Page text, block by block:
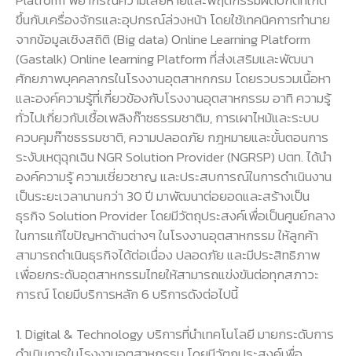
ขึ้นกับเครื่องจักรและอุปกรณ์ล่วงหน้า โดยใช้เทคนิคการทำนาย
จากข้อมูลเชิงสถิติ (Big data) Online Learning Platform
(Gastalk) Online learning Platform ที่ส่งเสริมและพัฒนา
ศักยภาพบุคคลากรในโรงงานอุตสาหกกรม โดยรวบรวมเนื้อหา
และองค์ความรู้ที่เกี่ยวข้องกับโรงงานอุตสาหกรรม อาทิ ความรู้
ทั่วไปเกี่ยวกับเชื้อเพลิงก๊าซธรรมชาติม, การเผาไหม้และระบบ
ควบคุมก๊าซธรรมชาติ, ความปลอดภัย กฎหมายและขั้นตอนการ
ระงับเหตุฉุกเฉิน NGR Solution Provider (NGRSP) ปตท. ได้นำ
องค์ความรู้ ความเชี่ยวชาญ และประสบการณ์ในการดำเนินงาน
เป็นระยะเวลานานกว่า 30 ปี มาพัฒนาต่อยอดและสร้างเป็น
ธุรกิจ Solution Provider โดยมีวัตถุประสงค์เพื่อเป็นศูนย์กลาง
ในการแก้ไขปัญหาด้านต่างๆ ในโรงงานอุตสาหกรรม ให้ลูกค้า
สามารถดำเนินธุรกิจได้ต่อเนื่อง ปลอดภัย และมีประสิทธิภาพ
เพื่อยกระดับอุตสาหกรรมไทยให้สามารถแข่งขันต่อทุกสภาวะ
การณ์ โดยมีบริการหลัก 6 บริการดังต่อไปนี้
1. Digital & Technology บริการที่นำเทคโนโลยี มายกระดับการ